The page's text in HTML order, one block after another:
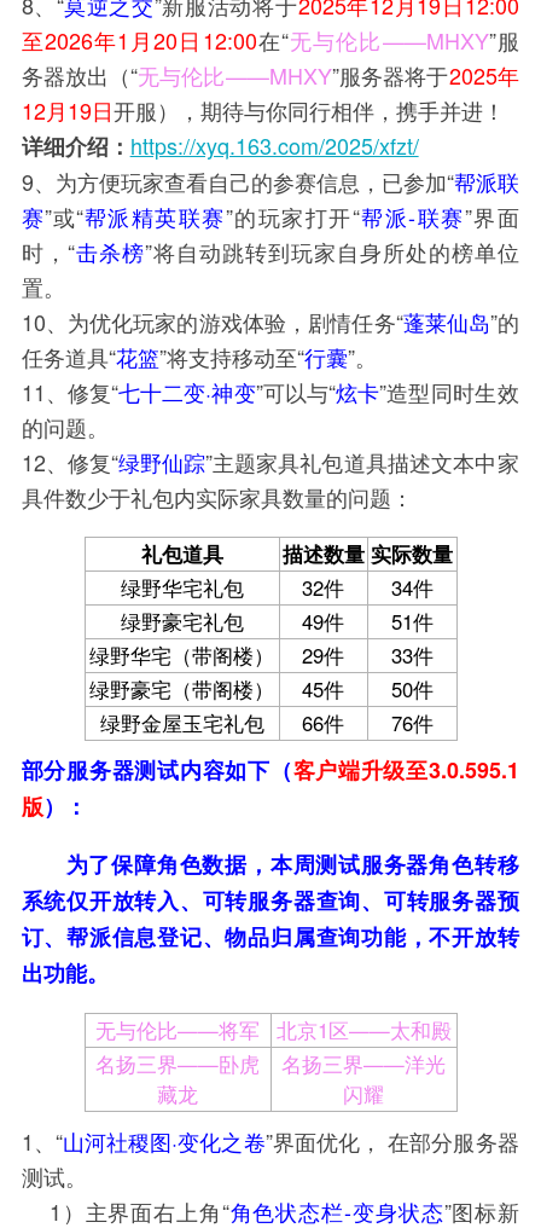
至2026年1月20日12:00在“无与伦比——MHXY”服
务器放出（“无与伦比——MHXY”服务器将于2025年
12月19日开服），期待与你同行相伴，携手并进！
详细介绍： https://xyq.163.com/2025/xfzt/
9、为方便玩家查看自己的参赛信息，已参加“帮派联
赛”或“帮派精英联赛”的玩家打开“帮派-联赛”界面
时，“击杀榜”将自动跳转到玩家自身所处的榜单位
置。
10、为优化玩家的游戏体验，剧情任务“蓬莱仙岛”的
任务道具“花篮”将支持移动至“行囊”。
11、修复“七十二变·神变”可以与“炫卡”造型同时生效
的问题。
12、修复“绿野仙踪”主题家具礼包道具描述文本中家
具件数少于礼包内实际家具数量的问题：
礼包道具 描述数量 实际数量
绿野华宅礼包
32件
34件
绿野豪宅礼包
49件
51件
绿野华宅（带阁楼）
29件
33件
绿野豪宅（带阁楼）
45件
50件
绿野金屋玉宅礼包
66件 76件
部分服务器测试内容如下（客户端升级至3.0.595.1
版）：
为了保障角色数据，本周测试服务器角色转移
系统仅开放转入、可转服务器查询、可转服务器预
订、帮派信息登记、物品归属查询功能，不开放转
出功能。
无与伦比——将军
北京1区——太和殿
名扬三界——卧虎
藏龙
名扬三界——洋光
闪耀
1、“山河社稷图·变化之卷”界面优化， 在部分服务器
测试。
1）主界面右上角“角色状态栏-变身状态”图标新